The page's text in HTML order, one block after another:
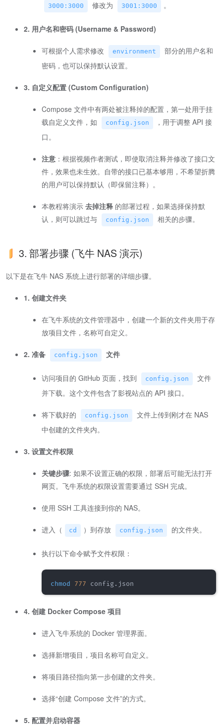
3000:3000 修改为 3001:3000 。
2. 用户名和密码 (Username & Password)
可根据个人需求修改 environment
部分的用户名和
密码，也可以保持默认设置。
3. 自定义配置 (Custom Configuration)
Compose 文件中有两处被注释掉的配置，第一处用于挂
载自定义文件，如
config.json
，用于调整 API 接
口。
注意 ：根据视频作者测试，即使取消注释并修改了接口文
件，效果也未生效。自带的接口已基本够用，不希望折腾
的用户可以保持默认（即保留注释）。
本教程将演示 去掉注释 的部署过程，如果选择保持默
认，则可以跳过与
config.json 相关的步骤。
3. 部署步骤 (飞牛 NAS 演示)
以下是在飞牛 NAS 系统上进行部署的详细步骤。
1. 创建文件夹
在飞牛系统的文件管理器中，创建一个新的文件夹用于存
放项目文件，名称可自定义。
2. 准备 config.json 文件
访问项目的 GitHub 页面，找到 config.json
文件
并下载。这个文件包含了影视站点的 API 接口。
将下载好的 config.json
文件上传到刚才在 NAS
中创建的文件夹内。
3. 设置文件权限
关键步骤: 如果不设置正确的权限，部署后可能无法打开
网页。飞牛系统的权限设置需要通过 SSH 完成。
使用 SSH 工具连接到你的 NAS。
进入（ cd ）到存放 config.json 的文件夹。
执行以下命令赋予文件权限：
chmod 777
4. 创建 Docker Compose 项目
进入飞牛系统的 Docker 管理界面。
选择新增项目，项目名称可自定义。
将项目路径指向第一步创建的文件夹。
选择“创建 Compose 文件”的方式。
5. 配置并启动容器